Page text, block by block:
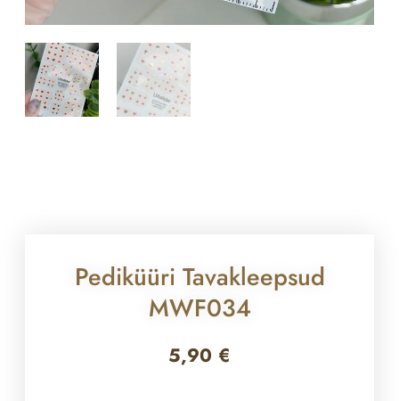
Pediküüri Tavakleepsud
MWF034
5,90€